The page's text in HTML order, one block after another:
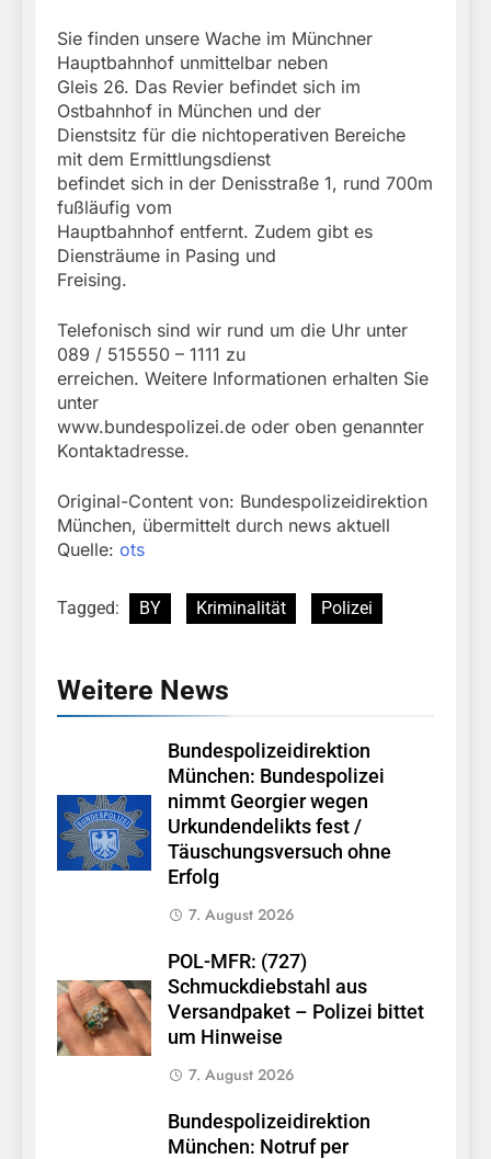
Sie finden unsere Wache im Münchner
Hauptbahnhof unmittelbar neben
Gleis 26. Das Revier befindet sich im
Ostbahnhof in München und der
Dienstsitz für die nichtoperativen Bereiche
mit dem Ermittlungsdienst
befindet sich in der Denisstraße 1, rund 700m
fußläufig vom
Hauptbahnhof entfernt. Zudem gibt es
Diensträume in Pasing und
Freising.
Telefonisch sind wir rund um die Uhr unter
089 / 515550 – 1111 zu
erreichen. Weitere Informationen erhalten Sie
unter
www.bundespolizei.de oder oben genannter
Kontaktadresse.
Original-Content von: Bundespolizeidirektion
München, übermittelt durch news aktuell
Quelle: ots
Tagged: BY Kriminalität Polizei
Weitere News
Bundespolizeidirektion
München: Bundespolizei
nimmt Georgier wegen
Urkundendelikts fest /
Täuschungsversuch ohne
Erfolg
7. August 2026
POL-MFR: (727)
Schmuckdiebstahl aus
Versandpaket – Polizei bittet
um Hinweise
7. August 2026
Bundespolizeidirektion
München: Notruf per